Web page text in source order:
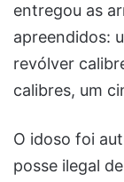
entregou as
apreendidos:
revólver
calibres, um
O idoso foi
posse ilegal